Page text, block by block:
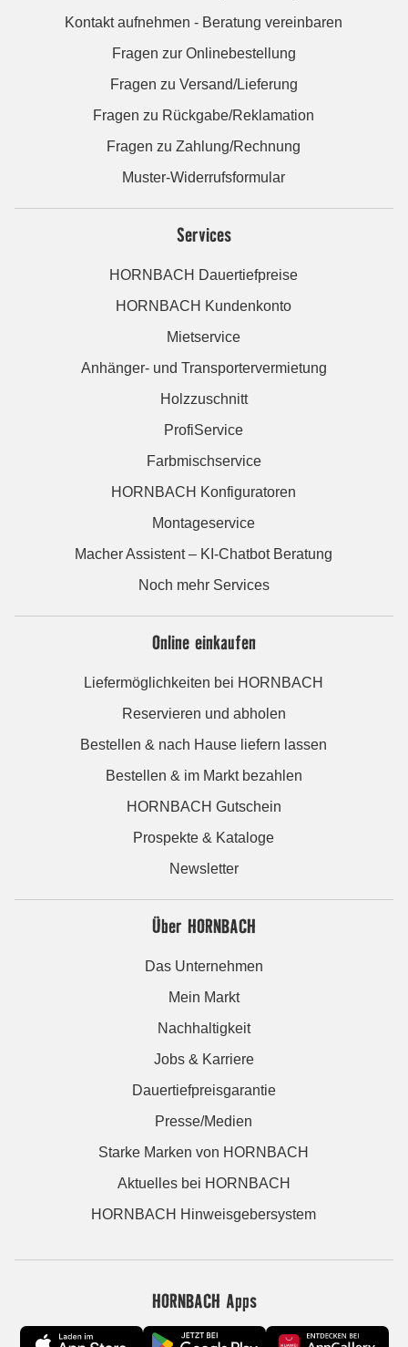
Kontakt aufnehmen - Beratung vereinbaren
Fragen zur Onlinebestellung
Fragen zu Versand/Lieferung
Fragen zu Rückgabe/Reklamation
Fragen zu Zahlung/Rechnung
Muster-Widerrufsformular
Services
HORNBACH Dauertiefpreise
HORNBACH Kundenkonto
Mietservice
Anhänger- und Transportervermietung
Holzzuschnitt
ProfiService
Farbmischservice
HORNBACH Konfiguratoren
Montageservice
Macher Assistent – KI-Chatbot Beratung
Noch mehr Services
Online einkaufen
Liefermöglichkeiten bei HORNBACH
Reservieren und abholen
Bestellen & nach Hause liefern lassen
Bestellen & im Markt bezahlen
HORNBACH Gutschein
Prospekte & Kataloge
Newsletter
Über HORNBACH
Das Unternehmen
Mein Markt
Nachhaltigkeit
Jobs & Karriere
Dauertiefpreisgarantie
Presse/Medien
Starke Marken von HORNBACH
Aktuelles bei HORNBACH
HORNBACH Hinweisgebersystem
HORNBACH Apps